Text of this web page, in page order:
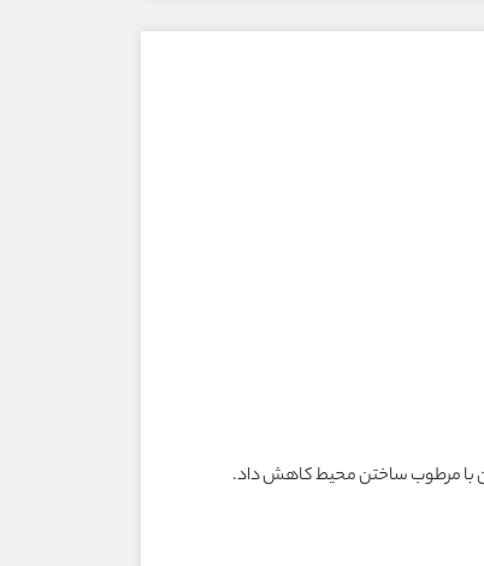
با مرطوب ساختن محيط کاهش داد.